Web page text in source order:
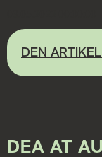
DEN
DEA AT